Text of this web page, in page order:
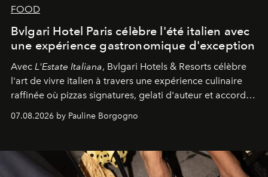
FOOD
Bvlgari Hotel Paris célèbre l'été italien avec
une expérience gastronomique d'exception
Avec L'Estate Italiana, Bvlgari Hotels & Resorts célèbre
l'art de vivre italien à travers une expérience culinaire
raffinée où pizzas signatures, gelati d'auteur et accords
d'exception composent un véritable voyage sensoriel.
07.08.2026 by Pauline Borgogno